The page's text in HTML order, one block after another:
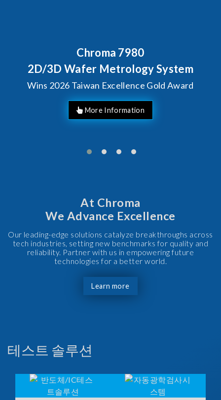
Behind Every Optics Breakthrough
Chroma's Reliability Test
Solutions for SiPh/PIC
Manufacturing
At Chroma
We Advance Excellence
Our leading-edge solutions catalyze breakthroughs across
tech industries, setting new benchmarks for quality and
reliability. Partner with us in empowering future
technologies for a better world.
Learn more
테스트 솔루션